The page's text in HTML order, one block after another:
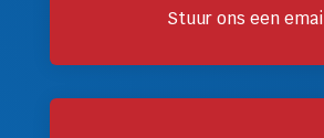
Stuur ons een email